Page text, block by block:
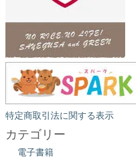
特定商取引法に関する表示
カテゴリー
電子書籍